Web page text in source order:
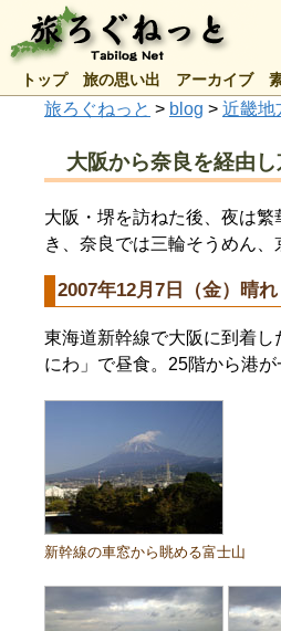
トップ 旅の思い出 アーカイブ
旅ろぐねっと > blog > 近畿地
大阪から奈良を経由
大阪・堺を訪ねた後、夜は
き、奈良では三輪そうめん、
2007年12月7日（金）晴れ
東海道新幹線で大阪に到着
にわ」で昼食。25階から港が
新幹線の車窓から眺める富士山